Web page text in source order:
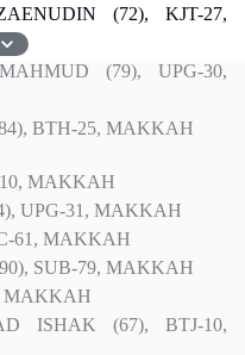
(72), KJT-27,
(79), UPG-30,
BTH-25, MAKKAH
MAKKAH
UPG-31, MAKKAH
61, MAKKAH
SUB-79, MAKKAH
MAKKAH
ISHAK (67), BTJ-10,